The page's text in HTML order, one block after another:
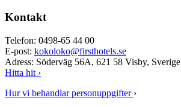
Kontakt
Telefon: 0498-65 44 00
E-post: kokoloko@firsthotels.se
Adress: Söderväg 56A, 621 58 Visby, Sverige
Hitta hit ›
Hur vi behandlar personuppgifter ›